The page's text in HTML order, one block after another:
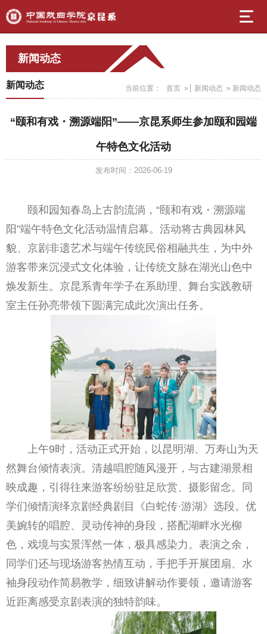
新闻动态
当前位置： 首页 » 新闻动态 » 新闻动态
新闻动态
“颐和有戏・溯源端阳”——京昆系师生参加颐和园端
午特色文化活动
发布时间：2026-06-19
颐和园知春岛上古韵流淌，“颐和有戏・溯源端
阳”端午特色文化活动温情启幕。活动将古典园林风
貌、京剧非遗艺术与端午传统民俗相融共生，为中外
游客带来沉浸式文化体验，让传统文脉在湖光山色中
焕发新生。京昆系青年学子在系助理、舞台实践教研
室主任孙亮带领下圆满完成此次演出任务。
上午9时，活动正式开始，以昆明湖、万寿山为天
然舞台倾情表演。清越唱腔随风漫开，与古建湖景相
映成趣，引得往来游客纷纷驻足欣赏、摄影留念。同
学们倾情演绎京剧经典剧目《白蛇传·游湖》选段。优
美婉转的唱腔、灵动传神的身段，搭配湖畔水光柳
色，戏境与实景浑然一体，极具感染力。表演之余，
同学们还与现场游客热情互动，手把手开展团扇、水
袖身段动作简易教学，细致讲解动作要领，邀请游客
近距离感受京剧表演的独特韵味。